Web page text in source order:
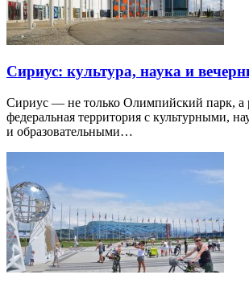
Сириус: культура, наука и
Сириус — не только Олимпийский парк, а
федеральная территория с культурными,
и образовательными…